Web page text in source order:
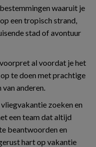
waaruit je
een tropisch strand,
stad of avontuur
al voordat je het
te doen met prachtige
anderen.
zoeken en
een team dat altijd
beantwoorden en
hart op vakantie